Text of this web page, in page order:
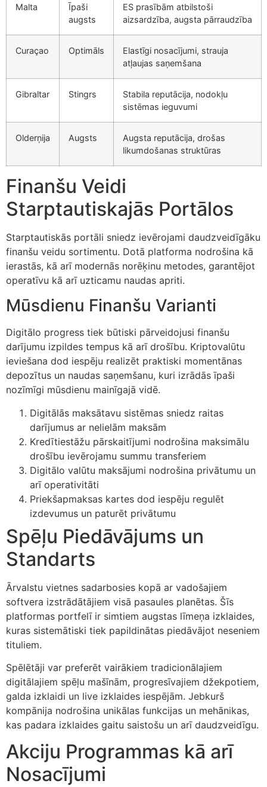
Malta
Īpaši
augsts
ES prasībām atbilstoši
aizsardzība, augsta pārraudzība
Curaçao Optimāls
Elastīgi nosacījumi, strauja
atļaujas saņemšana
Gibraltar Stingrs
Stabila reputācija, nodokļu
sistēmas ieguvumi
Olderņija Augsts
Augsta reputācija, drošas
likumdošanas struktūras
Finanšu Veidi
Starptautiskajās Portālos
Starptautiskās portāli sniedz ievērojami daudzveidīgāku
finanšu veidu sortimentu. Dotā platforma nodrošina kā
ierastās, kā arī modernās norēķinu metodes, garantējot
operatīvu kā arī uzticamu naudas apriti.
Mūsdienu Finanšu Varianti
Digitālo progress tiek būtiski pārveidojusi finanšu
darījumu izpildes tempus kā arī drošību. Kriptovalūtu
ieviešana dod iespēju realizēt praktiski momentānas
depozītus un naudas saņemšanu, kuri izrādās īpaši
nozīmīgi mūsdienu mainīgajā vidē.
Digitālās maksātavu sistēmas sniedz raitas
darījumus ar nelielām maksām
Kredītiestāžu pārskaitījumi nodrošina maksimālu
drošību ievērojamu summu transferiem
Digitālo valūtu maksājumi nodrošina privātumu un
arī operativitāti
Priekšapmaksas kartes dod iespēju regulēt
izdevumus un paturēt privātumu
Spēļu Piedāvājums un
Standarts
Ārvalstu vietnes sadarbosies kopā ar vadošajiem
softvera izstrādātājiem visā pasaules planētas. Šīs
platformas portfelī ir simtiem augstas līmeņa izklaides,
kuras sistemātiski tiek papildinātas piedāvājot neseniem
tituliem.
Spēlētāji var preferēt vairākiem tradicionālajiem
digitālajiem spēļu mašīnām, progresīvajiem džekpotiem,
galda izklaidi un live izklaides iespējām. Jebkurš
kompānija nodrošina unikālas funkcijas un mehānikas,
kas padara izklaides gaitu saistošu un arī daudzveidīgu.
Akciju Programmas kā arī
Nosacījumi